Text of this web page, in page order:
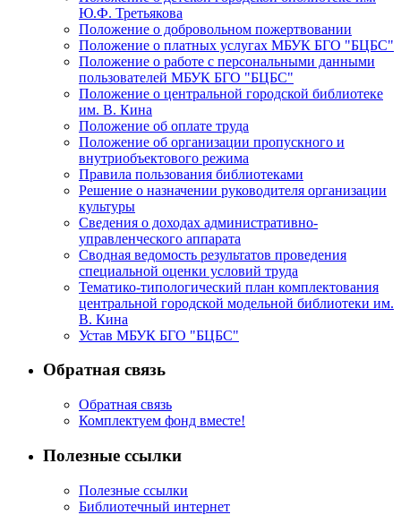
Ю.Ф. Третьякова
Положение о добровольном пожертвовании
Положение о платных услугах МБУК БГО "БЦБС"
Положение о работе с персональными данными
пользователей МБУК БГО "БЦБС"
Положение о центральной городской библиотеке
им. В. Кина
Положение об оплате труда
Положение об организации пропускного и
внутриобъектового режима
Правила пользования библиотеками
Решение о назначении руководителя организации
культуры
Сведения о доходах административно-
управленческого аппарата
Сводная ведомость результатов проведения
специальной оценки условий труда
Тематико-типологический план комплектования
центральной городской модельной библиотеки им.
В. Кина
Устав МБУК БГО "БЦБС"
Обратная связь
Обратная связь
Комплектуем фонд вместе!
Полезные ссылки
Полезные ссылки
Библиотечный интернет